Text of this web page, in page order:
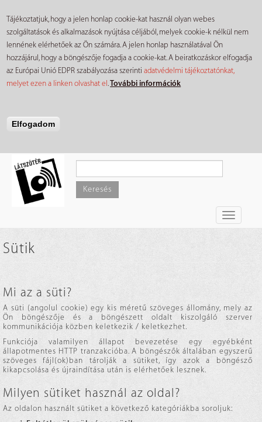
Tájékoztatjuk, hogy a jelen honlap cookie-kat használ olyan webes
szolgáltatások és alkalmazások nyújtása céljából, melyek cookie-k nélkül nem
lennének elérhetőek az Ön számára. A jelen honlap használatával Ön
hozzájárul, hogy a böngészője fogadja a cookie-kat. A beiratkozáskor elfogadja
az Európai Unió EDPR szabályozása szerintiadatvédelmi tájékoztatónkat,
melyet ezen a linken olvashat el.További információk
Elfogadom
tartalomra
Keresés
Toggle
Sütik
Mi az a süti?
A süti (angolul cookie) egy kis méretű szöveges állomány, mely az
Ön böngészője és a böngészett oldalt kiszolgáló szerver
kommunikációja közben keletkezik / keletkezhet.
Funkciója valamilyen állapot bevezetése egy egyébként
állapotmentes HTTP tranzakcióba. A böngészők általában egyszerű
szöveges fájl(ok)ban tárolják a sütiket, így azok a böngésző
kikapcsolása és újraindítása után is elérhetőek lesznek.
Milyen sütiket használ az oldal?
Az oldalon használt sütiket a következő kategóriákba soroljuk: